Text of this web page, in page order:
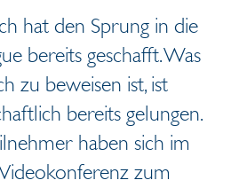
hat den Sprung in die
bereits geschafft. Was
zu beweisen ist, ist
bereits gelungen.
haben sich im
zum